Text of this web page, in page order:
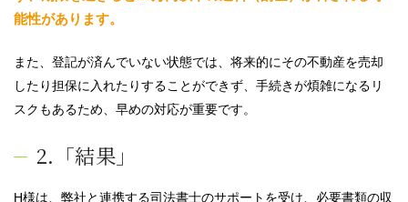
能性があります。
また、登記が済んでいない状態では、将来的にその不動産を売却
したり担保に入れたりすることができず、手続きが煩雑になるリ
スクもあるため、早めの対応が重要です。
2.「結果」
H様は、弊社と連携する司法書士のサポートを受け、必要書類の収